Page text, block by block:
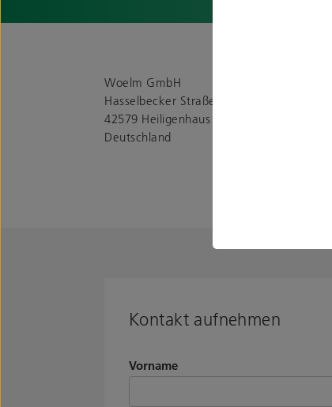
Woelm GmbH
Hasselbecker Straße 2 – 4
42579 Heiligenhaus
Deutschland
Kontakt aufnehmen
Vorname